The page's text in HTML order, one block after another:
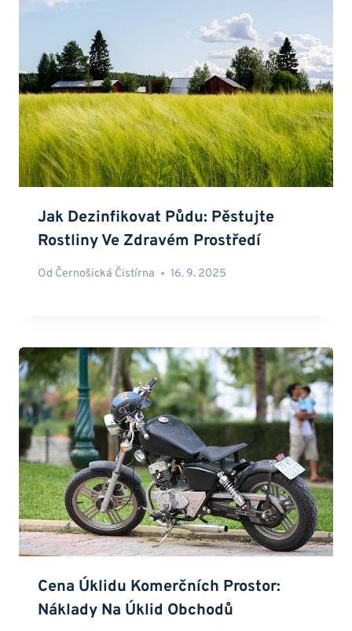
Jak Dezinfikovat Půdu: Pěstujte
Rostliny Ve Zdravém Prostředí
Od Černošická Čistírna 16. 9. 2025
Cena Úklidu Komerčních Prostor:
Náklady Na Úklid Obchodů